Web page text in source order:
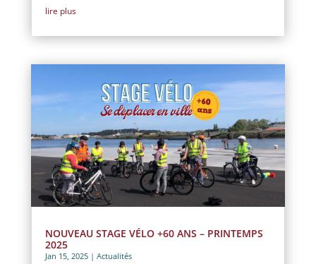
lire plus
NOUVEAU STAGE VÉLO +60 ANS – PRINTEMPS
2025
Jan 15, 2025| Actualités